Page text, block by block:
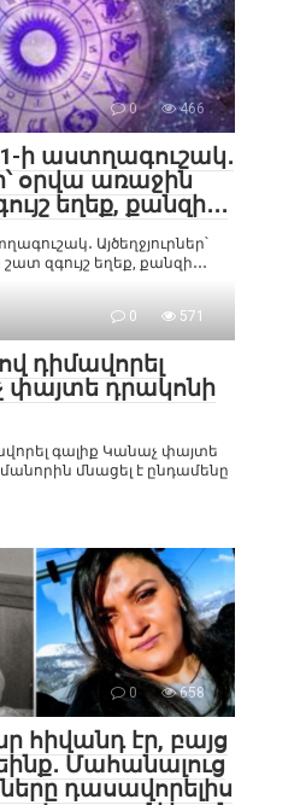
0 466
ի աստղագուշակ․
օրվա առաջին
եղեք, քանզի․․․
Այծեղջյուրներ՝
զգույշ եղեք, քանզի․․․
0 571
դիմավորել
փայտե դրակոնի
գալիք Կանաչ փայտե
մնացել է ընդամենը
0 658
հիվանդ էր, բայց
Մահանալուց
դասավորելիս